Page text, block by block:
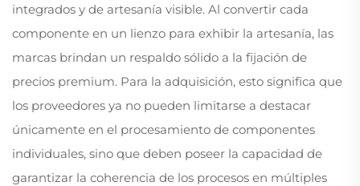
integrados y de artesanía visible. Al convertir cada
componente en un lienzo para exhibir la artesanía, las
marcas brindan un respaldo sólido a la fijación de
precios premium. Para la adquisición, esto significa que
los proveedores ya no pueden limitarse a destacar
únicamente en el procesamiento de componentes
individuales, sino que deben poseer la capacidad de
garantizar la coherencia de los procesos en múltiples